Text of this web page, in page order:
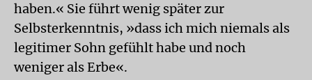
haben.« Sie führt wenig später zur
Selbsterkenntnis, »dass ich mich niemals als
legitimer Sohn gefühlt habe und noch
weniger als Erbe«.